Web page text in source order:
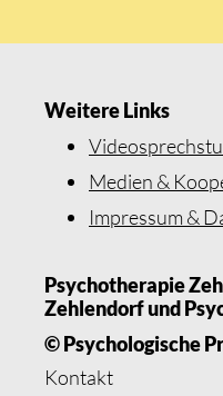
Weitere Links
Medien &
Impressum &
Psychotherapie
Zehlendorf und
© Psychologische
Kontakt